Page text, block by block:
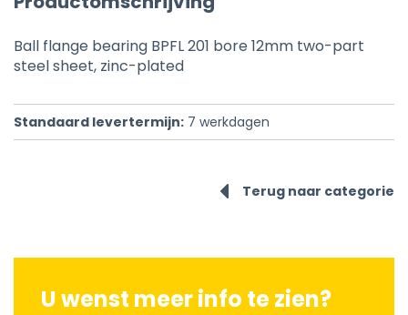
Ball flange bearing BPFL 201 bore 12mm two-part
steel sheet, zinc-plated
Standaard levertermijn: 7 werkdagen
Terug naar categorie
U wenst meer info te zien?